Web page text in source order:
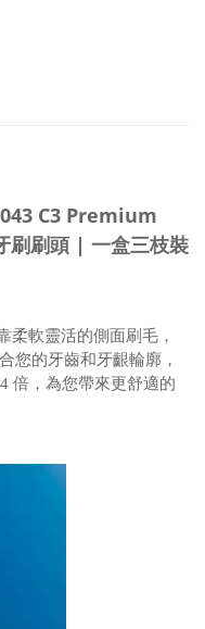
C3 Premium
刷刷頭 | 一盒三枝裝
柔軟靈活的側面刷毛，
您的牙齒和牙齦輪廓，
倍，為您帶來更舒適的